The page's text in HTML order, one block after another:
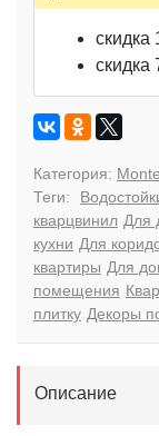
скидка
скидка
Категория: Monte
Теги:
кварцвинил Для
кухни Для
квартиры Для
помещения
плитку Декоры
Описание